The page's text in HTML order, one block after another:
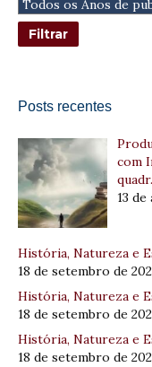
Posts recentes
com
13
História, Natureza e
18 de setembro de
História, Natureza e
18 de setembro de
História, Natureza e
18 de setembro de